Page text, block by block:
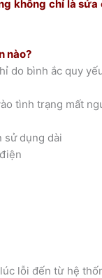
không chỉ là
nào?
do bình ắc quy
tình trạng mất
sử dụng dài
lỗi đến từ hệ